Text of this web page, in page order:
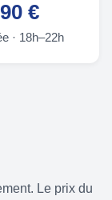
90 €
· 18h–22h
Le prix du